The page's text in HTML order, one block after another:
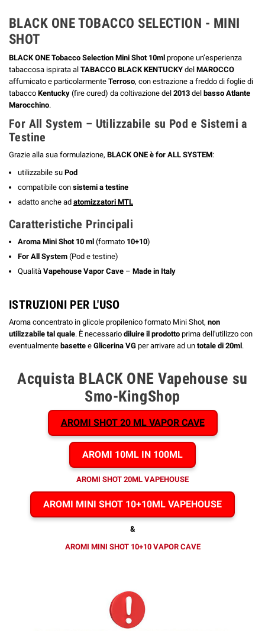
BLACK ONE TOBACCO SELECTION - MINI
SHOT
BLACK ONE Tobacco Selection Mini Shot 10ml propone un’esperienza
tabaccosa ispirata al TABACCO BLACK KENTUCKY del MAROCCO
affumicato e particolarmente Terroso, con estrazione a freddo di foglie di
tabacco Kentucky (fire cured) da coltivazione del 2013 del basso Atlante
Marocchino.
For All System – Utilizzabile su Pod e Sistemi a
Testine
Grazie alla sua formulazione, BLACK ONE è for ALL SYSTEM:
utilizzabile su Pod
compatibile con sistemi a testine
adatto anche ad atomizzatori MTL
Caratteristiche Principali
Aroma Mini Shot 10 ml (formato 10+10)
For All System (Pod e testine)
Qualità Vapehouse Vapor Cave – Made in Italy
ISTRUZIONI PER L'USO
Aroma concentrato in glicole propilenico formato Mini Shot, non
utilizzabile tal quale. È necessario diluire il prodotto prima dell'utilizzo con
eventualmente basette e Glicerina VG per arrivare ad un totale di 20ml.
Acquista BLACK ONE Vapehouse su
Smo-KingShop
AROMI SHOT 20 ML VAPOR CAVE
AROMI 10ML IN 100ML
AROMI SHOT 20ML VAPEHOUSE
AROMI MINI SHOT 10+10ML VAPEHOUSE
&
AROMI MINI SHOT 10+10 VAPOR CAVE